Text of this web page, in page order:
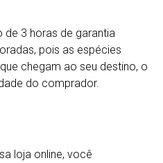
3 horas de garantia
pois as espécies
chegam ao seu destino, o
do comprador.
loja online, você